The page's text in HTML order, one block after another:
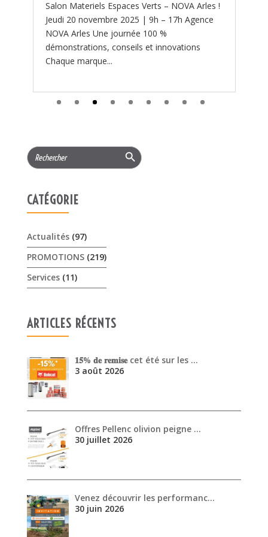
Search Search Button
CATÉGORIE
PROMOTIONS
𝟏𝟓% 𝐝𝐞 𝐫𝐞𝐦𝐢𝐬𝐞 cet été sur les …
3 août 2026
Offres Pellenc olivion peigne …
30 juin 2026
ARCHIVES
août 2026